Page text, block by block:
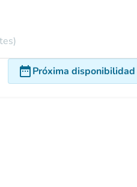
date_rangePróxima disponibilidad